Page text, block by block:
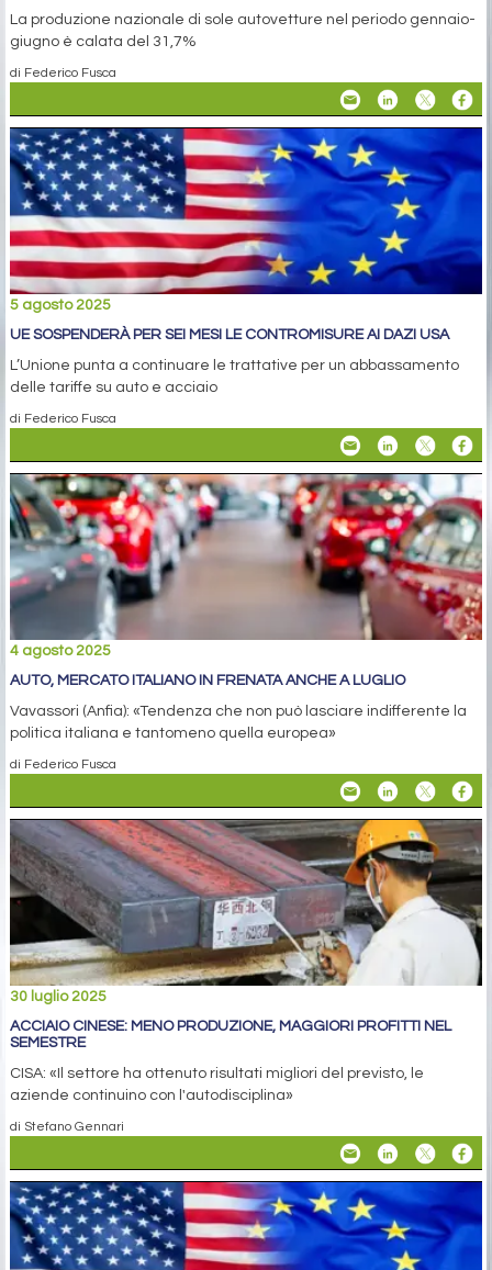
La produzione nazionale di sole autovetture nel periodo gennaio-
giugno è calata del 31,7%
di Federico Fusca
5 agosto 2025
UE SOSPENDERÀ PER SEI MESI LE CONTROMISURE AI DAZI USA
L’Unione punta a continuare le trattative per un abbassamento
delle tariffe su auto e acciaio
di Federico Fusca
4 agosto 2025
AUTO, MERCATO ITALIANO IN FRENATA ANCHE A LUGLIO
Vavassori (Anfia): «Tendenza che non può lasciare indifferente la
politica italiana e tantomeno quella europea»
di Federico Fusca
30 luglio 2025
ACCIAIO CINESE: MENO PRODUZIONE, MAGGIORI PROFITTI NEL
SEMESTRE
CISA: «Il settore ha ottenuto risultati migliori del previsto, le
aziende continuino con l'autodisciplina»
di Stefano Gennari